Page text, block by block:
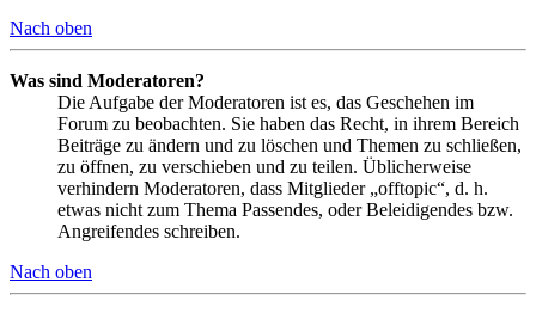
Nach oben
Was sind Moderatoren?
Die Aufgabe der Moderatoren ist es, das Geschehen im
Forum zu beobachten. Sie haben das Recht, in ihrem Bereich
Beiträge zu ändern und zu löschen und Themen zu schließen,
zu öffnen, zu verschieben und zu teilen. Üblicherweise
verhindern Moderatoren, dass Mitglieder „offtopic“, d. h.
etwas nicht zum Thema Passendes, oder Beleidigendes bzw.
Angreifendes schreiben.
Nach oben